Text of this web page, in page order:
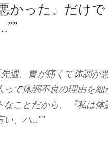
かった』だけで
週、胃が痛くて体調が
て体調不良の理由を細
なことだから、『私は体
い、ハ…""